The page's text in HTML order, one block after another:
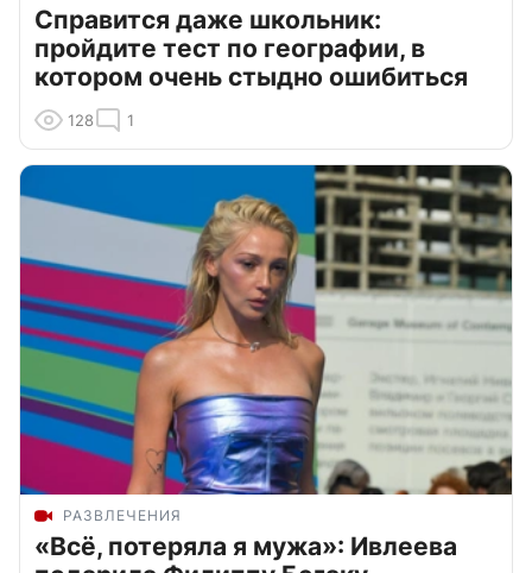
Справится даже школьник:
пройдите тест по географии, в
котором очень стыдно ошибиться
128 1
РАЗВЛЕЧЕНИЯ
«Всё, потеряла я мужа»: Ивлеева